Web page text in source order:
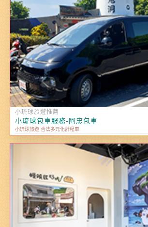
小琉球旅遊推薦
小琉球包車服務-阿忠包車
小琉球旅遊 合法多元化計程車